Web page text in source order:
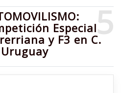
5
Especial
y F3 en C.